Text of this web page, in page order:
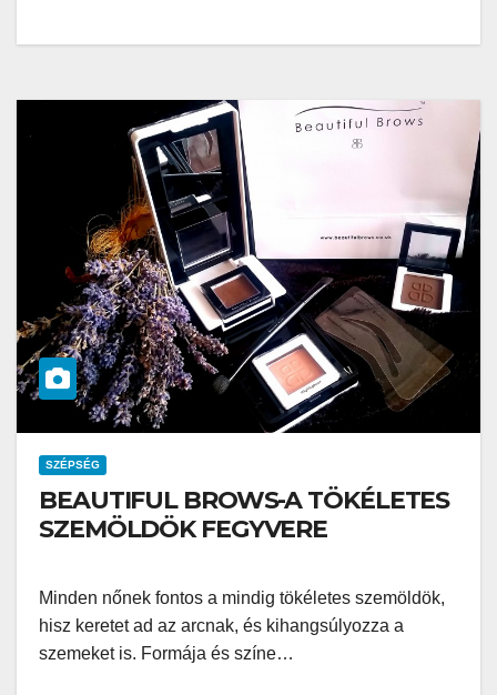
SZÉPSÉG
BEAUTIFUL BROWS-A TÖKÉLETES
SZEMÖLDÖK FEGYVERE
Minden nőnek fontos a mindig tökéletes szemöldök,
hisz keretet ad az arcnak, és kihangsúlyozza a
szemeket is. Formája és színe…